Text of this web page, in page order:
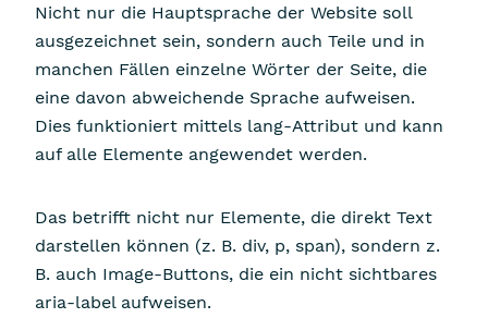
Nicht nur die Hauptsprache der Website soll
ausgezeichnet sein, sondern auch Teile und in
manchen Fällen einzelne Wörter der Seite, die
eine davon abweichende Sprache aufweisen.
Dies funktioniert mittels lang-Attribut und kann
auf alle Elemente angewendet werden.
Das betrifft nicht nur Elemente, die direkt Text
darstellen können (z. B. div, p, span), sondern z.
B. auch Image-Buttons, die ein nicht sichtbares
aria-label aufweisen.